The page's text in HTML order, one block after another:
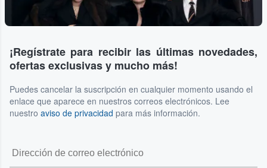
¡Regístrate para recibir las últimas novedades,
ofertas exclusivas y mucho más!
Puedes cancelar la suscripción en cualquier momento usando el
enlace que aparece en nuestros correos electrónicos. Lee
nuestro aviso de privacidad para más información.